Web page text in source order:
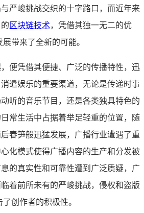
严峻挑战交织的十字路口，而近年来
区块链技术，凭借其独一无二的优
带来了全新的可能。
便凭借其便捷、广泛的传播特性，迅
遣娱乐的重要渠道，无论是传递时事
听的音乐节目，还是各类独具特色的
常生活中占据着举足轻重的位置，随
春笋般迅猛发展，广播行业遭遇了重
化模式使得广播内容的生产和分发被
的真实性和可靠性遭到广泛质疑，广
着前所未有的严峻挑战，侵权和盗版
创作者的积极性。